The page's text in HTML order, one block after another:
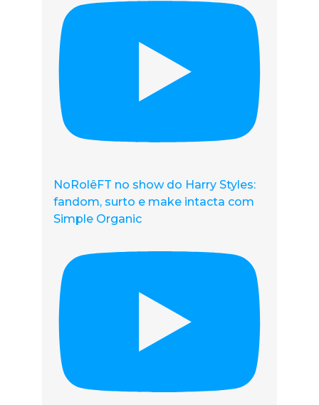
NoRolêFT no show do Harry Styles:
fandom, surto e make intacta com
Simple Organic